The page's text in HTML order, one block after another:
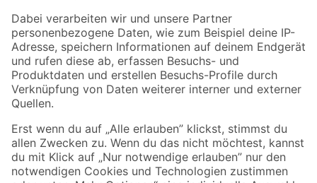
Zahlungsarten Versandarten
Sicher einkaufen
Jetzt die toom-App herunterladen